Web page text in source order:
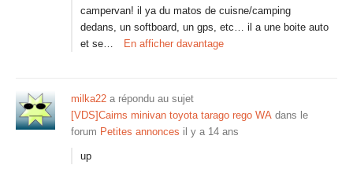
campervan! il ya du matos de cuisne/camping
dedans, un softboard, un gps, etc… il a une boite auto
et se…
En afficher davantage
milka22 a répondu au sujet
[VDS]Cairns minivan toyota tarago rego WA dans le
forum Petites annonces il y a 14 ans
up